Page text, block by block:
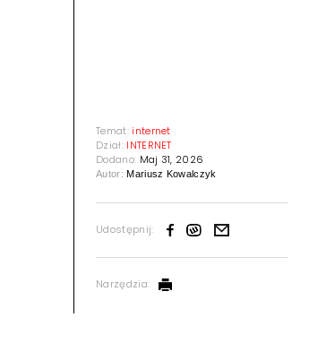
Temat:internet
Dział: INTERNET
Dodano: Maj 31, 2026
Autor:Mariusz Kowalczyk
Udostępnij:
Narzędzia: